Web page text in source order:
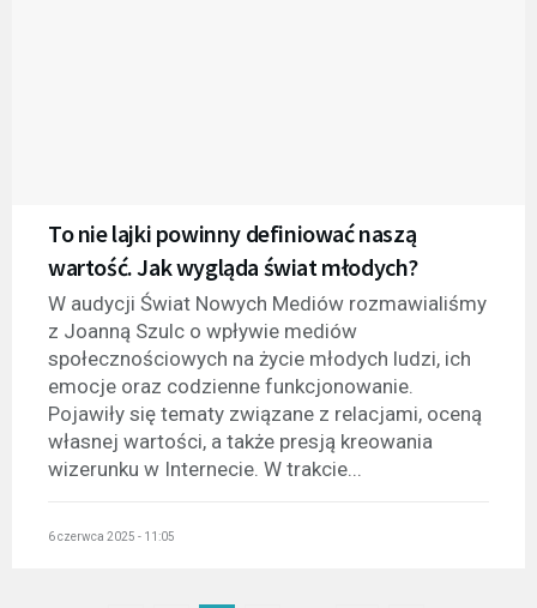
To nie lajki powinny definiować naszą
wartość. Jak wygląda świat młodych?
W audycji Świat Nowych Mediów rozmawialiśmy
z Joanną Szulc o wpływie mediów
społecznościowych na życie młodych ludzi, ich
emocje oraz codzienne funkcjonowanie.
Pojawiły się tematy związane z relacjami, oceną
własnej wartości, a także presją kreowania
wizerunku w Internecie. W trakcie...
6 czerwca 2025 - 11:05